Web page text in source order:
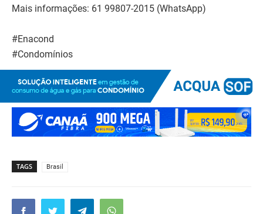
Mais informações: 61 99807-2015 (WhatsApp)
#Enacond
#Condomínios
TAGS Brasil